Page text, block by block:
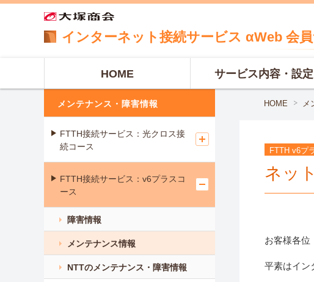
インターネット 接続サービス αWeb 会
HOME サービス内容・設定
HOME メ
FTTH v6プ
ネッ
お客様各位
平素はイン
メンテナンス・障害情報
FTTH接続サービス：光クロス接
続コース
FTTH接続サービス：v6プラスコ
ース
障害情報
メンテナンス情報
NTTのメンテナンス・障害情報